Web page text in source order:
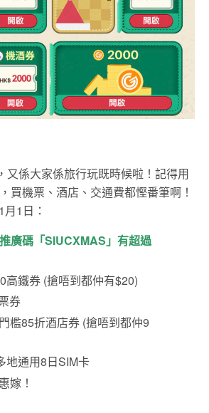
又係大家係旅行玩既時候啦！記得用
買機票、酒店、交通費都慳番筆啊！
1日：
廣碼「SIUCXMAS」有超過
高鐵券 (搶唔到都仲有$20)
券
檻85折酒店券 (搶唔到都仲9
地通用8日SIM卡
嫁！